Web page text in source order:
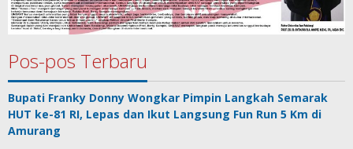
Pos-pos Terbaru
Bupati Franky Donny Wongkar Pimpin Langkah Semarak
HUT ke-81 RI, Lepas dan Ikut Langsung Fun Run 5 Km di
Amurang